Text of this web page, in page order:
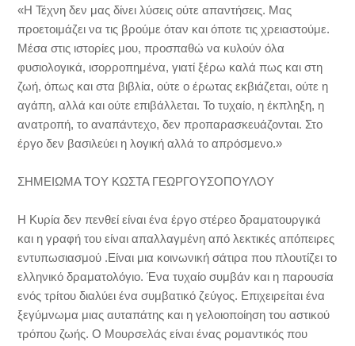
«Η Τέχνη δεν μας δίνει λύσεις ούτε απαντήσεις. Μας
προετοιμάζει να τις βρούμε όταν και όποτε τις χρειαστούμε.
Μέσα στις ιστορίες μου, προσπαθώ να κυλούν όλα
φυσιολογικά, ισορροπημένα, γιατί ξέρω καλά πως και στη
ζωή, όπως και στα βιβλία, ούτε ο έρωτας εκβιάζεται, ούτε η
αγάπη, αλλά και ούτε επιβάλλεται. Το τυχαίο, η έκπληξη, η
ανατροπή, το αναπάντεχο, δεν προπαρασκευάζονται. Στο
έργο δεν βασιλεύει η λογική αλλά το απρόσμενο.»
ΣΗΜΕΙΩΜΑ ΤΟΥ ΚΩΣΤΑ ΓΕΩΡΓΟΥΣΟΠΟΥΛΟΥ
Η Κυρία δεν πενθεί είναι ένα έργο στέρεο δραματουργικά
και η γραφή του είναι απαλλαγμένη από λεκτικές απόπειρες
εντυπωσιασμού .Είναι μια κοινωνική σάτιρα που πλουτίζει το
ελληνικό δραματολόγιο. Ένα τυχαίο συμβάν και η παρουσία
ενός τρίτου διαλύει ένα συμβατικό ζεύγος. Επιχειρείται ένα
ξεγύμνωμα μιας αυταπάτης και η γελοιοποίηση του αστικού
τρόπου ζωής. Ο Μουρσελάς είναι ένας ρομαντικός που